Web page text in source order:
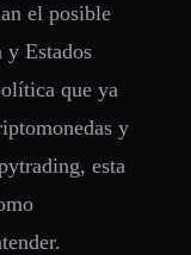
el posible
y Estados
que ya
y
esta